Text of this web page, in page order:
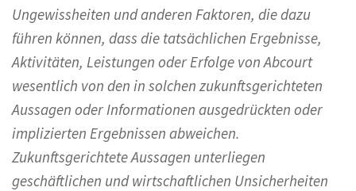
Ungewissheiten und anderen Faktoren, die dazu
führen können, dass die tatsächlichen Ergebnisse,
Aktivitäten, Leistungen oder Erfolge von Abcourt
wesentlich von den in solchen zukunftsgerichteten
Aussagen oder Informationen ausgedrückten oder
implizierten Ergebnissen abweichen.
Zukunftsgerichtete Aussagen unterliegen
geschäftlichen und wirtschaftlichen Unsicherheiten